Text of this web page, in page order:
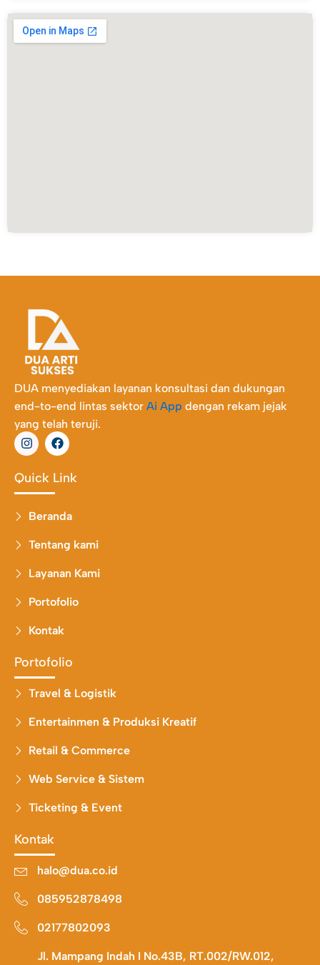
DUA menyediakan layanan konsultasi dan dukungan
end-to-end lintas sektor Ai App dengan rekam jejak
yang telah teruji.
I
n
s
t
a
g
r
a
F
a
c
e
b
k
Quick Link
Beranda
Tentang kami
Layanan Kami
Portofolio
Kontak
Portofolio
Travel & Logistik
Entertainmen & Produksi Kreatif
Retail & Commerce
Web Service & Sistem
Ticketing & Event
Kontak
halo@dua.co.id
085952878498
02177802093
Jl. Mampang Indah I No.43B, RT.002/RW.012,